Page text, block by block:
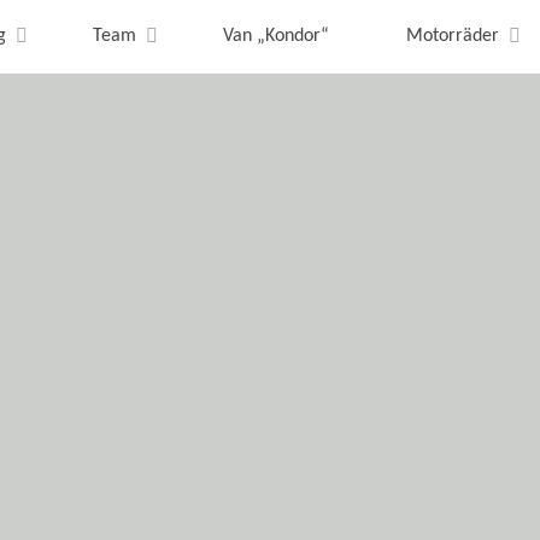
Team Van „Kondor“ Motorräder